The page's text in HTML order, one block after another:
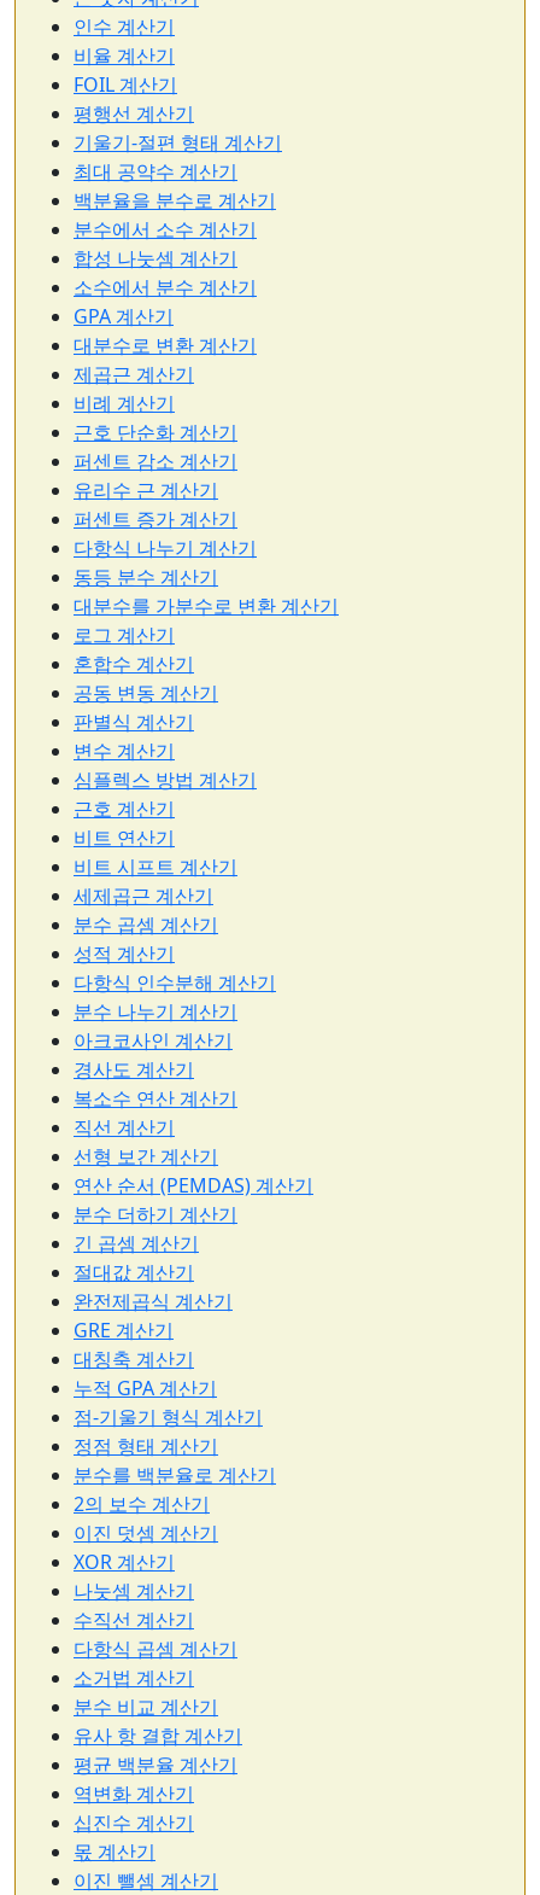
인수 계산기
비율 계산기
FOIL 계산기
평행선 계산기
기울기-절편 형태 계산기
최대 공약수 계산기
백분율을 분수로 계산기
분수에서 소수 계산기
합성 나눗셈 계산기
소수에서 분수 계산기
GPA 계산기
대분수로 변환 계산기
제곱근 계산기
비례 계산기
근호 단순화 계산기
퍼센트 감소 계산기
유리수 근 계산기
퍼센트 증가 계산기
다항식 나누기 계산기
동등 분수 계산기
대분수를 가분수로 변환 계산기
로그 계산기
혼합수 계산기
공동 변동 계산기
판별식 계산기
변수 계산기
심플렉스 방법 계산기
근호 계산기
비트 연산기
비트 시프트 계산기
세제곱근 계산기
분수 곱셈 계산기
성적 계산기
다항식 인수분해 계산기
분수 나누기 계산기
아크코사인 계산기
경사도 계산기
복소수 연산 계산기
직선 계산기
선형 보간 계산기
연산 순서 (PEMDAS) 계산기
분수 더하기 계산기
긴 곱셈 계산기
절대값 계산기
완전제곱식 계산기
GRE 계산기
대칭축 계산기
누적 GPA 계산기
점-기울기 형식 계산기
정점 형태 계산기
분수를 백분율로 계산기
2의 보수 계산기
이진 덧셈 계산기
XOR 계산기
나눗셈 계산기
수직선 계산기
다항식 곱셈 계산기
소거법 계산기
분수 비교 계산기
유사 항 결합 계산기
평균 백분율 계산기
역변화 계산기
십진수 계산기
몫 계산기
이진 뺄셈 계산기